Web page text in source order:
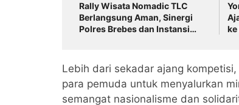
Rally Wisata Nomadic TLC
Berlangsung Aman, Sinergi
Polres Brebes dan Instansi
ke
Lebih dari sekadar ajang
para pemuda untuk menyalurkan
semangat nasionalisme dan